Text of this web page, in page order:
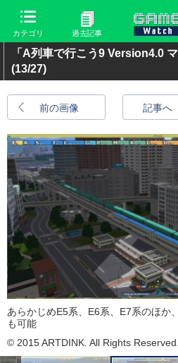
カテゴリ 過去記事
「A列車で行こう9 Version4.0
(13/27)
前の画像 記事へ
あらかじめE5系、E6系、E7系のほか
も可能
© 2015 ARTDINK. All Rights Reserved.